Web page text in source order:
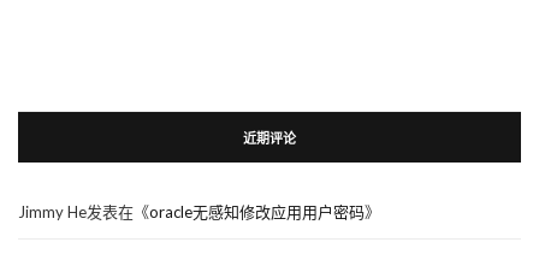
近期评论
Jimmy He发表在《oracle无感知修改应用用户密码》